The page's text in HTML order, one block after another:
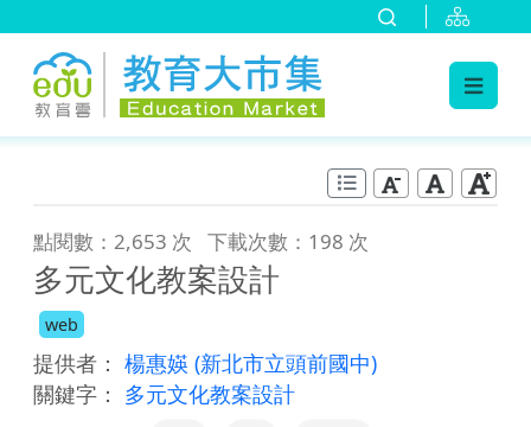
點閱數：2,653 次 下載次數：198 次
多元文化教案設計
web
提供者： 楊惠媖 (新北市立頭前國中)
關鍵字： 多元文化教案設計